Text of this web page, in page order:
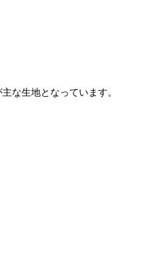
な生地となっています。